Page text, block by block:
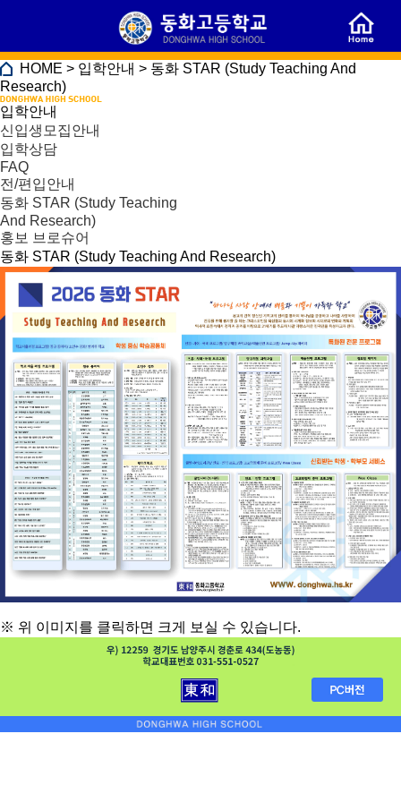
HOME > 입학안내 > 동화 STAR (Study Teaching And
Research)
입학안내
신입생모집안내
입학상담
FAQ
전/편입안내
동화 STAR (Study Teaching
And Research)
홍보 브로슈어
동화 STAR (Study Teaching And Research)
※ 위 이미지를 클릭하면 크게 보실 수 있습니다.